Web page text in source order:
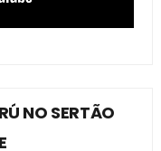
NO SERTÃO